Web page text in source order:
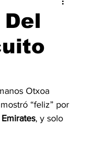
INTERNACIONAL
Y ESTILO
Otxoa
“feliz” por
, y solo